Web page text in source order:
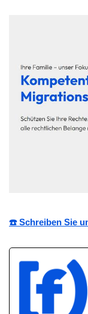
☎️ Schreiben Sie